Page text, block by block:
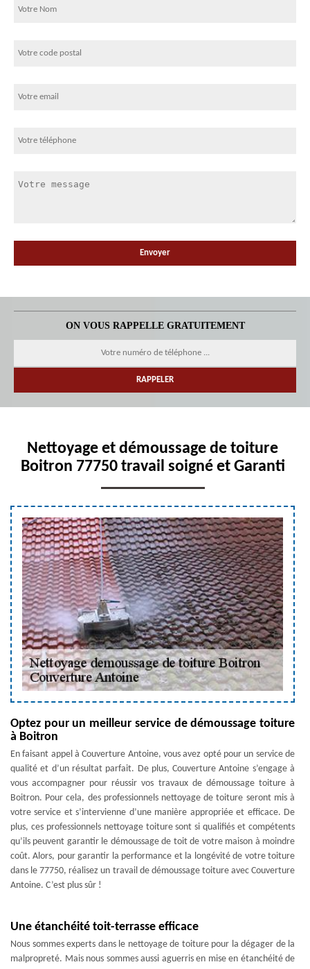
ON VOUS RAPPELLE GRATUITEMENT
Nettoyage et démoussage de toiture
Boitron 77750 travail soigné et Garanti
Optez pour un meilleur service de démoussage toiture
à Boitron
En faisant appel à Couverture Antoine, vous avez opté pour un service de
qualité et d’un résultat parfait. De plus, Couverture Antoine s’engage à
vous accompagner pour réussir vos travaux de démoussage toiture à
Boitron. Pour cela, des professionnels nettoyage de toiture seront mis à
votre service et s’intervienne d’une manière appropriée et efficace. De
plus, ces professionnels nettoyage toiture sont si qualifiés et compétents
qu’ils peuvent garantir le démoussage de toit de votre maison à moindre
coût. Alors, pour garantir la performance et la longévité de votre toiture
dans le 77750, réalisez un travail de démoussage toiture avec Couverture
Antoine. C’est plus sûr !
Une étanchéité toit-terrasse efficace
Nous sommes experts dans le nettoyage de toiture pour la dégager de la
malpropreté. Mais nous sommes aussi aguerris en mise en étanchéité de